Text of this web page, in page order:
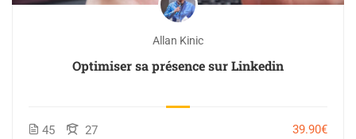
Allan Kinic
Optimiser sa présence sur Linkedin
45 27 39.90€